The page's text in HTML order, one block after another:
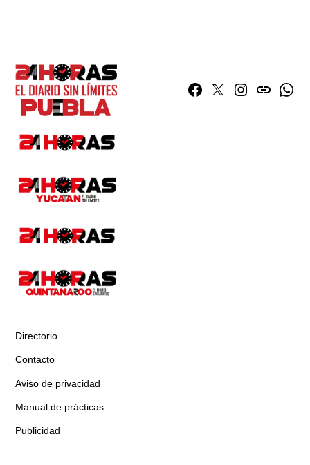
Facebook
TwitterInstagram
issuu
Directorio
Contacto
Aviso de privacidad
Manual de prácticas
Publicidad